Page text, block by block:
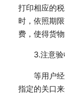
打印相应的
时，依照期
费，使得货
3.注意
等用户
指定的关口